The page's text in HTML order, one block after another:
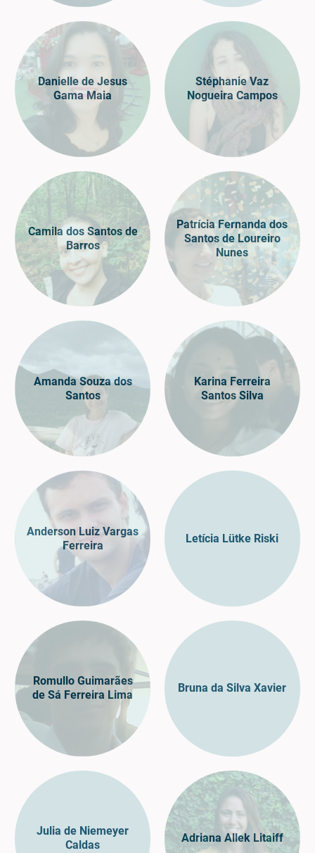
Danielle de Jesus
Gama Maia
Stéphanie Vaz
Nogueira Campos
Camila dos Santos de
Barros
Patrícia Fernanda dos
Santos de Loureiro
Nunes
Amanda Souza dos
Santos
Karina Ferreira
Santos Silva
Anderson Luiz Vargas
Ferreira
Letícia Lütke Riski
Romullo Guimarães
de Sá Ferreira Lima
Bruna da Silva Xavier
Julia de Niemeyer
Caldas
Adriana Allek Litaiff